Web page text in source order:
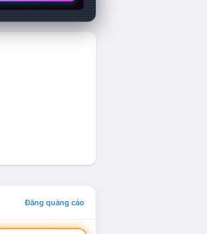
Đăng quảng cáo